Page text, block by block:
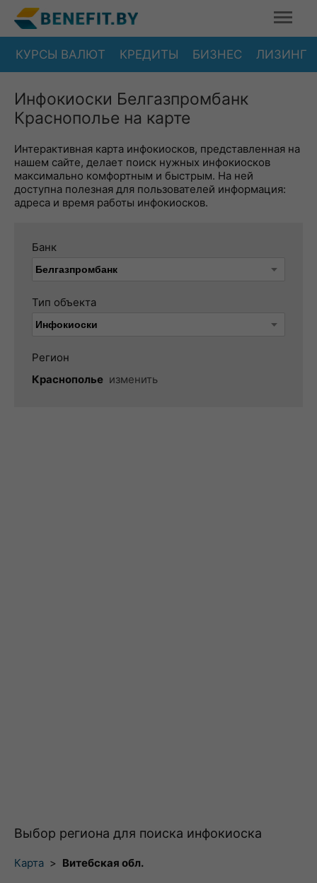
КУРСЫ ВАЛЮТ КРЕДИТЫ БИЗНЕС ЛИЗИНГ
Инфокиоски Белгазпромбанк
Краснополье на карте
Интерактивная карта инфокиосков, представленная на
нашем сайте, делает поиск нужных инфокиосков
максимально комфортным и быстрым. На ней
доступна полезная для пользователей информация:
адреса и время работы инфокиосков.
Банк
Тип объекта
Регион
Краснополье изменить
Выбор региона для поиска инфокиоска
Карта > Витебская обл.